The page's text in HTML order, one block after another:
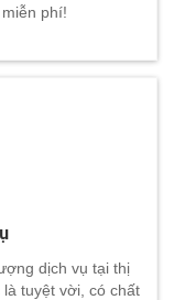
phí!
dịch vụ tại thị
tuyệt vời, có chất